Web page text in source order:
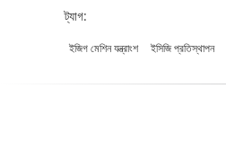
ট্যাগ:
ইজিগ মেশিন যন্ত্রাংশ ইসিজি প্রতিস্থাপন